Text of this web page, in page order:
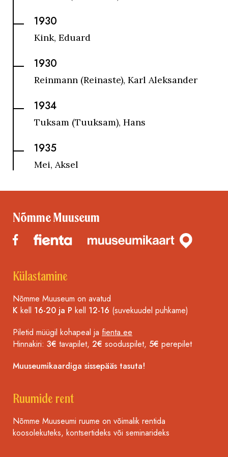
1930
Kink, Eduard
1930
Reinmann (Reinaste), Karl Aleksander
1934
Tuksam (Tuuksam), Hans
1935
Mei, Aksel
Nõmme Muuseum
Külastamine
Nõmme Muuseum on avatud
K kell 16-20 ja P kell 12-16 (suvekuudel puhkame)
Piletid müügil kohapeal ja fienta.ee
Hinnakiri: 3€ tavapilet, 2€ sooduspilet, 5€ perepilet
Muuseumikaardiga sissepääs tasuta!
Ruumide rent
Nõmme Muuseumi ruume on võimalik rentida
koosolekuteks, kontsertideks või seminarideks